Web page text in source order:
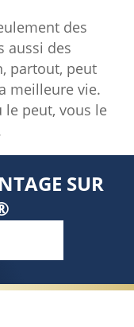
des
aussi des
partout, peut
meilleure vie.
le peut, vous le
SUR